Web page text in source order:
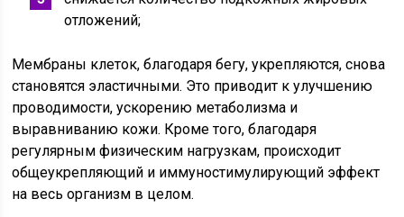
отложений;
Мембраны клеток, благодаря бегу, укрепляются, снова
становятся эластичными. Это приводит к улучшению
проводимости, ускорению метаболизма и
выравниванию кожи. Кроме того, благодаря
регулярным физическим нагрузкам, происходит
общеукрепляющий и иммуностимулирующий эффект
на весь организм в целом.